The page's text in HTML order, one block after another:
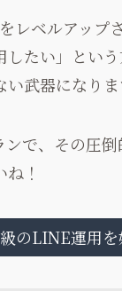
レベルアップ
したい」とい
武器になりま
ンで、その圧
！
のLINE運用